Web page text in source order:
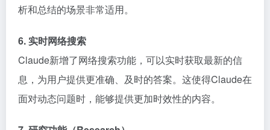
析和总结的场景非常适用。
6. 实时网络搜索
Claude新增了网络搜索功能，可以实时获取最新的信
息，为用户提供更准确、及时的答案。这使得Claude在
面对动态问题时，能够提供更加时效性的内容。